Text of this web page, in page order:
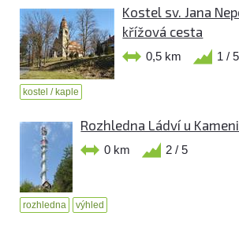
Kostel sv. Jana
křížová cesta
0,5 km 1 / 5
kostel / kaple
Rozhledna Ládví u
0 km 2 / 5
rozhledna výhled